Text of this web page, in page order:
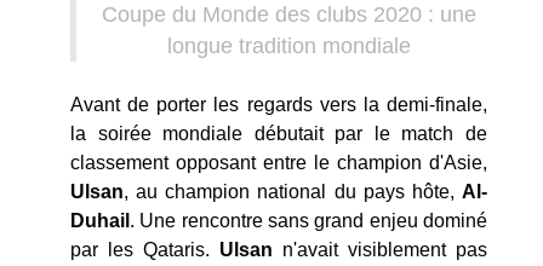
Coupe du Monde des clubs 2020 : une
longue tradition mondiale
Avant de porter les regards vers la demi-finale,
la soirée mondiale débutait par le match de
classement opposant entre le champion d'Asie,
Ulsan, au champion national du pays hôte, Al-
Duhail . Une rencontre sans grand enjeu dominé
par les Qataris. Ulsan n'avait visiblement pas